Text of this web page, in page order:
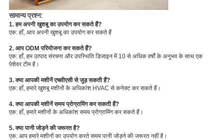
सामान्य प्रश्न:
1. हम अपनी खुशबू का उपयोग कर सकते हैं?
एक: हाँ, आप अपनी खुशबू का उपयोग कर सकते हैं
2. आप ODM परियोजना कर सकते हैं?
एक: हाँ, हम उत्पाद संरचना और उपस्थिति डिजाइन में 10 से अधिक वर्षों के अनुभव के साथ एक
पेशेवर टीम है।
3. क्या आपकी मशीनें एचवीएसी से जुड़ सकती हैं?
एक: हाँ, हमारे खुशबू मशीनों के अधिकांश HVAC से कनेक्ट कर सकते हैं।
4. क्या आपकी मशीनें समय प्रोग्रामिंग कर सकती हैं?
एक: हाँ, हमारे मशीनों के अधिकांश समय प्रोग्रामिंग कर सकते हैं।
5. क्या पानी जोड़ने की जरूरत है?
एक: आप हमारे मशीनों का उपयोग करते समय पानी जोड़ने की जरूरत नहीं है।